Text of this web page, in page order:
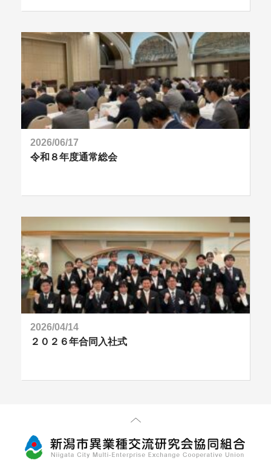
2026/06/17
令和８年度通常総会
2026/04/14
２０２６年合同入社式